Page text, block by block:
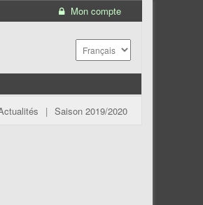
Mon compte
| Saison 2019/2020